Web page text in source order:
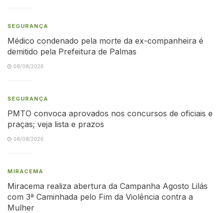
SEGURANÇA
Médico condenado pela morte da ex-companheira é
demitido pela Prefeitura de Palmas
08/08/2026
SEGURANÇA
PMTO convoca aprovados nos concursos de oficiais e
praças; veja lista e prazos
08/08/2026
MIRACEMA
Miracema realiza abertura da Campanha Agosto Lilás
com 3ª Caminhada pelo Fim da Violência contra a
Mulher